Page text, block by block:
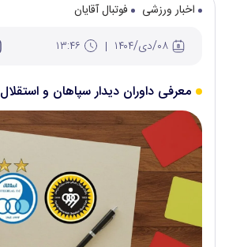
اخبار ورزشی
فوتبال آقایان
معرفی داوران دیدار سپاهان و استقلال